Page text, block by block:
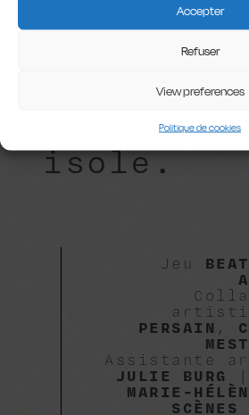
Accepter
Refuser
View preferences
Politique de cookies
peu à la
violence
système
isole.
Jeu
PERSAIN ,
Assistante
JULIE BURG |
MARIE-